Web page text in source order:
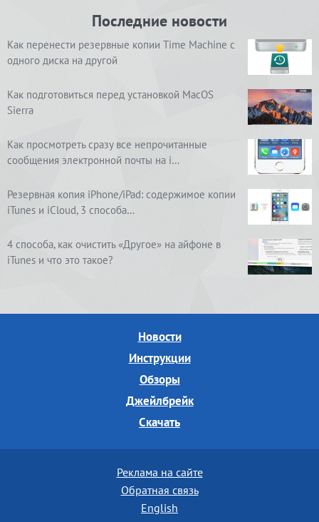
Последние новости
Как перенести резервные копии Time Machine с
одного диска на другой
Как подготовиться перед установкой MacOS
Sierra
Как просмотреть сразу все непрочитанные
сообщения электронной почты на i…
Резервная копия iPhone/iPad: содержимое копии
iTunes и iCloud, 3 способа…
4 способа, как очистить «Другое» на айфоне в
iTunes и что это такое?
Новости
Инструкции
Обзоры
Джейлбрейк
Скачать
Реклама на сайте
Обратная связь
English